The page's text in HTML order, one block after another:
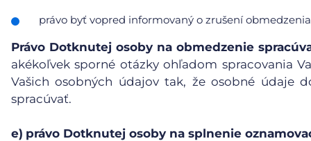
právo byť vopred informovaný o zrušení
Právo Dotknutej osoby na obmedzenie
akékoľvek sporné otázky ohľadom spracovania
Vašich osobných údajov tak, že osobné
spracúvať.
e) právo Dotknutej osoby na splnenie